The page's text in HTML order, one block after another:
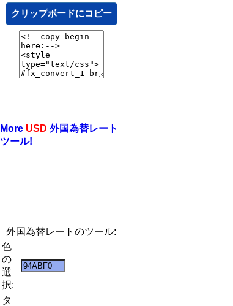
クリップボードにコピー
More USD 外国為替レート
ツール!
外国為替レートのツール:
色
の
選
択:
タ